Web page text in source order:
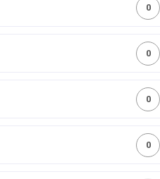
0
0
0
0